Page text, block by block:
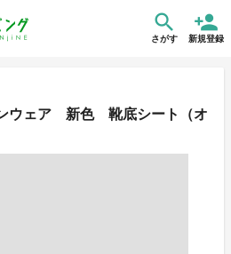
さがす 新規登録
ンウェア 新色 靴底シート（オ